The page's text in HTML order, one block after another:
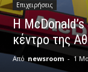
Επιχειρήσεις
Η McDonald’s
κέντρο της
Από newsroom - 1